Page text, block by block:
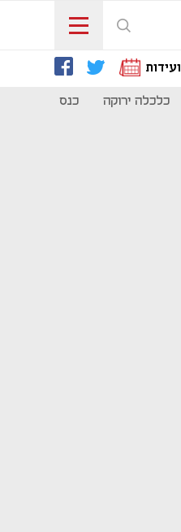
ועידות
כלכלה ירוקה כנס מיליון